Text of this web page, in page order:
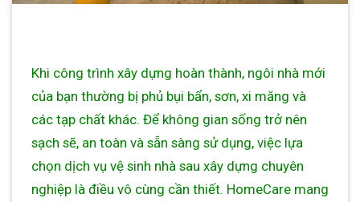
Khi công trình xây dựng hoàn thành, ngôi nhà mới
của bạn thường bị phủ bụi bẩn, sơn, xi măng và
các tạp chất khác. Để không gian sống trở nên
sạch sẽ, an toàn và sẵn sàng sử dụng, việc lựa
chọn dịch vụ vệ sinh nhà sau xây dựng chuyên
nghiệp là điều vô cùng cần thiết. HomeCare mang